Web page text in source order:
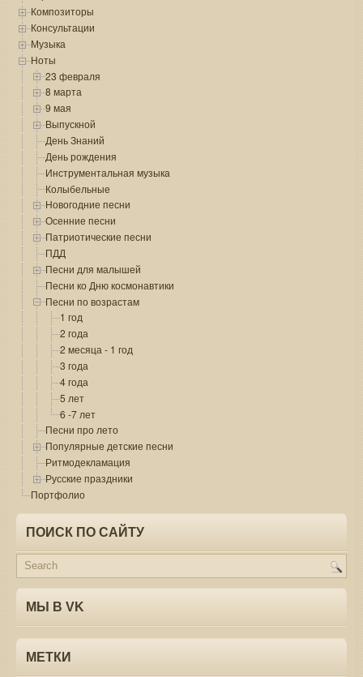
Композиторы
Консультации
Музыка
Ноты
23 февраля
8 марта
9 мая
Выпускной
День Знаний
День рождения
Инструментальная музыка
Колыбельные
Новогодние песни
Осенние песни
Патриотические песни
ПДД
Песни для малышей
Песни ко Дню космонавтики
Песни по возрастам
1 год
2 года
2 месяца - 1 год
3 года
4 года
5 лет
6 -7 лет
Песни про лето
Популярные детские песни
Ритмодекламация
Русские праздники
Портфолио
ПОИСК ПО САЙТУ
МЫ В VK
МЕТКИ